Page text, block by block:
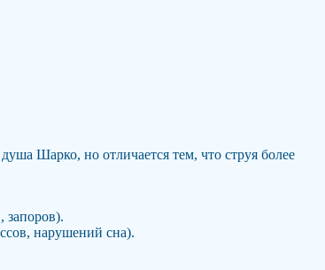
Шарко, но отличается тем, что струя более
запоров).
нарушений сна).